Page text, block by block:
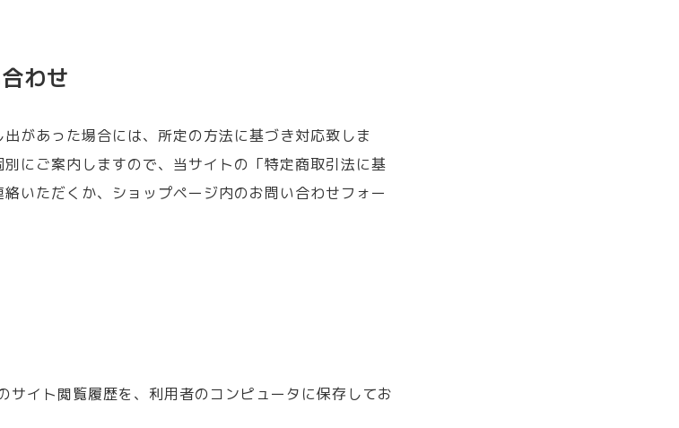
わせ
があった場合には、所定の方法に基づき対応致しま
にご案内しますので、当サイトの「特定商取引法に基
いただくか、ショップページ内のお問い合わせフォー
イト閲覧履歴を、利用者のコンピュータに保存してお